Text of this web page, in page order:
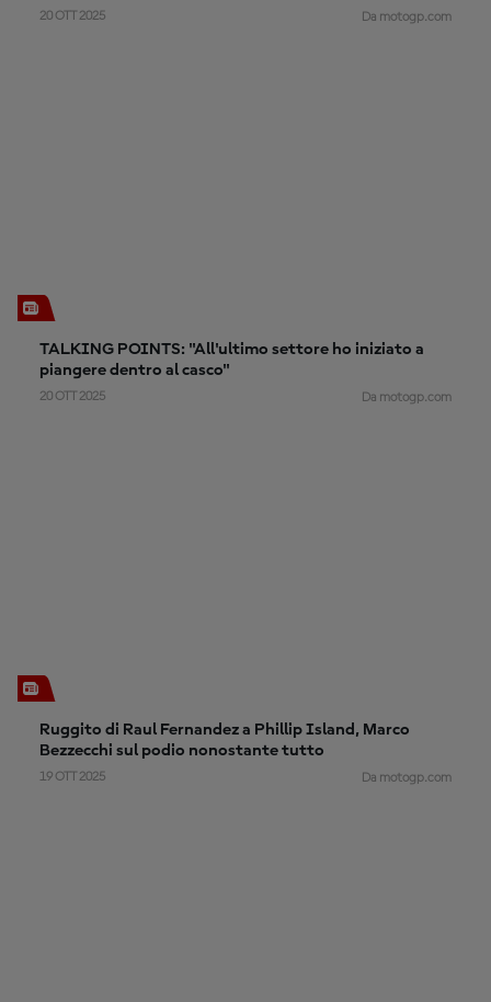
20 OTT 2025 Da motogp.com
TALKING POINTS: "All'ultimo settore ho iniziato a
piangere dentro al casco"
20 OTT 2025 Da motogp.com
Ruggito di Raul Fernandez a Phillip Island, Marco
Bezzecchi sul podio nonostante tutto
19 OTT 2025 Da motogp.com